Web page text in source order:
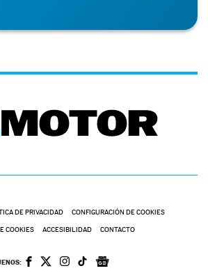
DE PRIVACIDAD CONFIGURACIÓN DE COOKIES
COOKIES ACCESIBILIDAD CONTACTO